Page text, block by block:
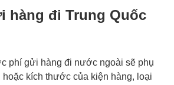
hàng đi Trung Quốc
phí gửi hàng đi nước ngoài sẽ phụ
hoặc kích thước của kiện hàng, loại